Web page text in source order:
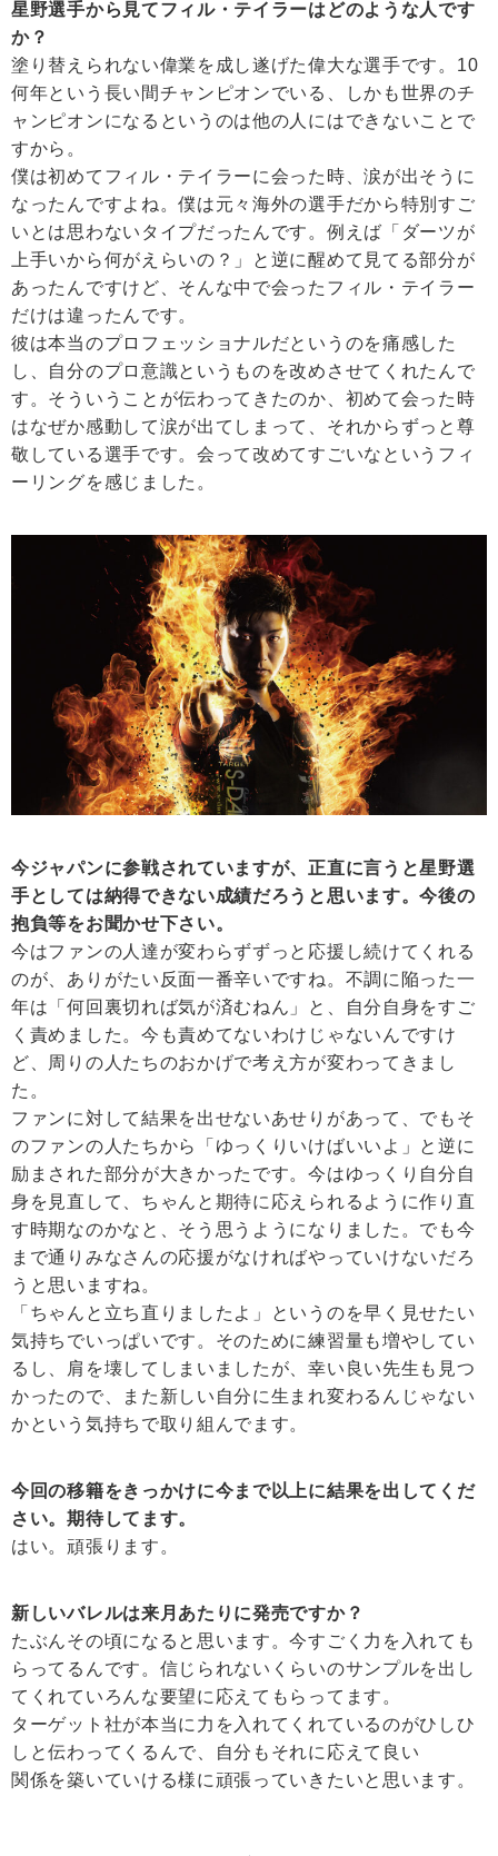
星野選手から見てフィル・テイラーはどのような人です
か？
塗り替えられない偉業を成し遂げた偉大な選手です。10
何年という長い間チャンピオンでいる、しかも世界のチ
ャンピオンになるというのは他の人にはできないことで
すから。
僕は初めてフィル・テイラーに会った時、涙が出そうに
なったんですよね。僕は元々海外の選手だから特別すご
いとは思わないタイプだったんです。例えば「ダーツが
上手いから何がえらいの？」と逆に醒めて見てる部分が
あったんですけど、そんな中で会ったフィル・テイラー
だけは違ったんです。
彼は本当のプロフェッショナルだというのを痛感した
し、自分のプロ意識というものを改めさせてくれたんで
す。そういうことが伝わってきたのか、初めて会った時
はなぜか感動して涙が出てしまって、それからずっと尊
敬している選手です。会って改めてすごいなというフィ
ーリングを感じました。
今ジャパンに参戦されていますが、正直に言うと星野選
手としては納得できない成績だろうと思います。今後の
抱負等をお聞かせ下さい。
今はファンの人達が変わらずずっと応援し続けてくれる
のが、ありがたい反面一番辛いですね。不調に陥った一
年は「何回裏切れば気が済むねん」と、自分自身をすご
く責めました。今も責めてないわけじゃないんですけ
ど、周りの人たちのおかげで考え方が変わってきまし
た。
ファンに対して結果を出せないあせりがあって、でもそ
のファンの人たちから「ゆっくりいけばいいよ」と逆に
励まされた部分が大きかったです。今はゆっくり自分自
身を見直して、ちゃんと期待に応えられるように作り直
す時期なのかなと、そう思うようになりました。でも今
まで通りみなさんの応援がなければやっていけないだろ
うと思いますね。
「ちゃんと立ち直りましたよ」というのを早く見せたい
気持ちでいっぱいです。そのために練習量も増やしてい
るし、肩を壊してしまいましたが、幸い良い先生も見つ
かったので、また新しい自分に生まれ変わるんじゃない
かという気持ちで取り組んでます。
今回の移籍をきっかけに今まで以上に結果を出してくだ
さい。期待してます。
はい。頑張ります。
新しいバレルは来月あたりに発売ですか？
たぶんその頃になると思います。今すごく力を入れても
らってるんです。信じられないくらいのサンプルを出し
てくれていろんな要望に応えてもらってます。
ターゲット社が本当に力を入れてくれているのがひしひ
しと伝わってくるんで、自分もそれに応えて良い
関係を築いていける様に頑張っていきたいと思います。